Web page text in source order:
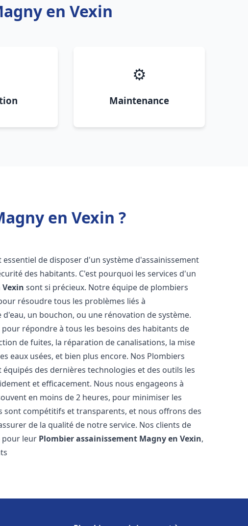
en Vexin
⚙️
Maintenance
en Vexin ?
essentiel de disposer d'un système d'assainissement
des habitants. C'est pourquoi les services d'un
sont si précieux. Notre équipe de plombiers
résoudre tous les problèmes liés à
un bouchon, ou une rénovation de système.
répondre à tous les besoins des habitants de
de fuites, la réparation de canalisations, la mise
eaux usées, et bien plus encore. Nos Plombiers
équipés des dernières technologies et des outils les
et efficacement. Nous nous engageons à
en moins de 2 heures, pour minimiser les
sont compétitifs et transparents, et nous offrons des
de la qualité de notre service. Nos clients de
pour leur Plombier assainissement Magny en Vexin,